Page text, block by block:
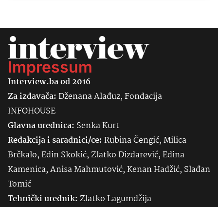
Impressum
Interview.ba od 2016
Za izdavača:Dženana Alađuz, Fondacija
INFOHOUSE
Glavna urednica: SenkaKurt
Redakcija i saradnici/ce:Rubina Čengić, Milica
Brčkalo, Edin Skokić, Zlatko Dizdarević, Edina
Kamenica, Anisa Mahmutović, Kenan Hadžić, Slađan
Tomić
Tehnički urednik:Zlatko Lagumdžija